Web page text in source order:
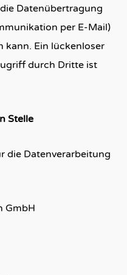
Datenübertragung
per E-Mail)
kann. Ein lückenloser
durch Dritte ist
Stelle
die Datenverarbeitung
GmbH